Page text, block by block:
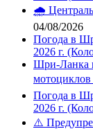
🌧️
04/08/2026
Погода в
2026 г.
Шри-Ланка
Погода в
2026 г.
⚠️